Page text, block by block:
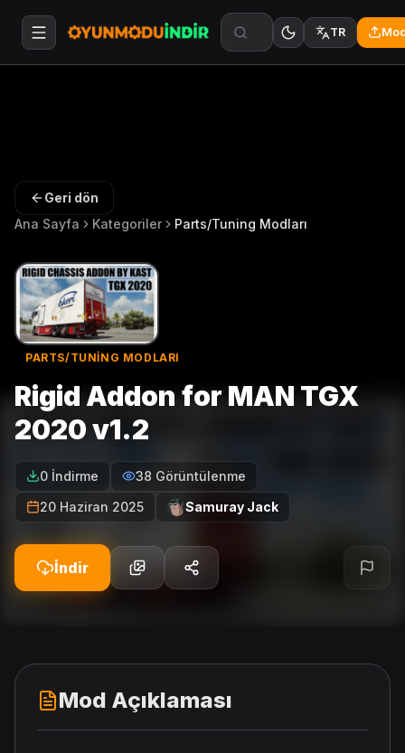
TR
Geri dön
Ana Sayfa
Kategoriler Parts/Tuning Modları
PARTS/TUNING MODLARI
Rigid Addon for MAN TGX
2020 v1.2
0 İndirme
38 Görüntülenme
20 Haziran 2025
Samuray Jack
İndir
Mod Açıklaması